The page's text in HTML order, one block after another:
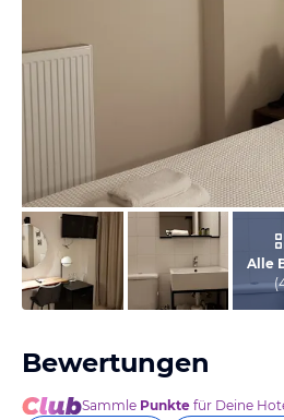
von Peggy, Oktober 2019
Alle
(
Bewertungen
Sammle Punkte für Deine